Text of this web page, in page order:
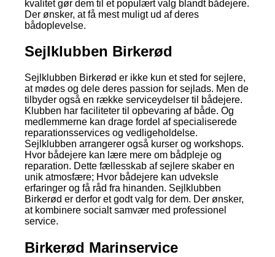
kvalitet gør dem til et populært valg blandt bådejere.
Der ønsker, at få mest muligt ud af deres
bådoplevelse.
Sejlklubben Birkerød
Sejlklubben Birkerød er ikke kun et sted for sejlere,
at mødes og dele deres passion for sejlads. Men de
tilbyder også en række serviceydelser til bådejere.
Klubben har faciliteter til opbevaring af både. Og
medlemmerne kan drage fordel af specialiserede
reparationsservices og vedligeholdelse.
Sejlklubben arrangerer også kurser og workshops.
Hvor bådejere kan lære mere om bådpleje og
reparation. Dette fællesskab af sejlere skaber en
unik atmosfære; Hvor bådejere kan udveksle
erfaringer og få råd fra hinanden. Sejlklubben
Birkerød er derfor et godt valg for dem. Der ønsker,
at kombinere socialt samvær med professionel
service.
Birkerød Marinservice